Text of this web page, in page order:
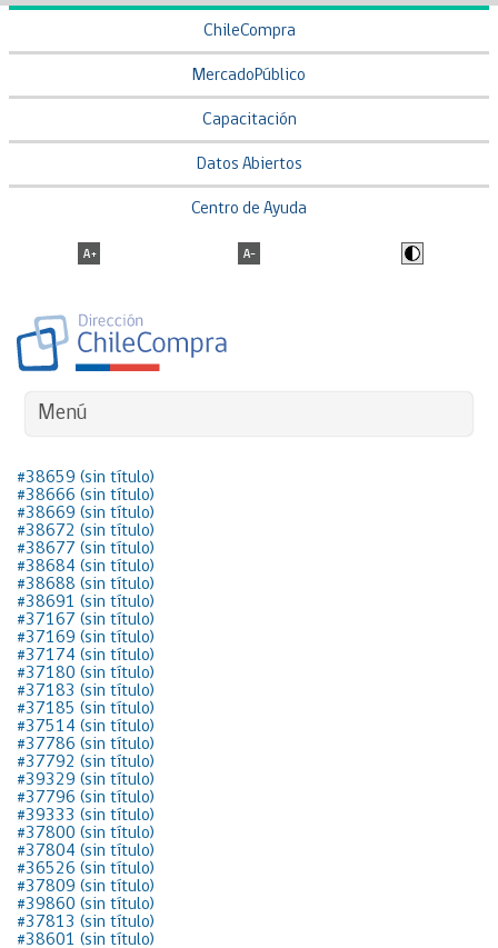
ChileCompra
MercadoPúblico
Capacitación
Datos Abiertos
Centro de Ayuda
Menú
#38659 (sin título)
#38666 (sin título)
#38669 (sin título)
#38672 (sin título)
#38677 (sin título)
#38684 (sin título)
#38688 (sin título)
#38691 (sin título)
#37167 (sin título)
#37169 (sin título)
#37174 (sin título)
#37180 (sin título)
#37183 (sin título)
#37185 (sin título)
#37514 (sin título)
#37786 (sin título)
#37792 (sin título)
#39329 (sin título)
#37796 (sin título)
#39333 (sin título)
#37800 (sin título)
#37804 (sin título)
#36526 (sin título)
#37809 (sin título)
#39860 (sin título)
#37813 (sin título)
#38601 (sin título)